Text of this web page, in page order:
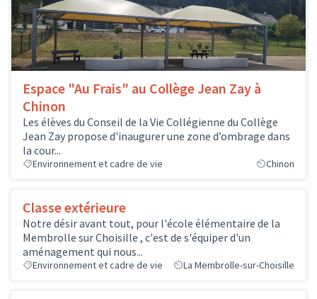
Espace "Au Frais" au Collège Jean Zay à
Chinon
Les élèves du Conseil de la Vie Collégienne du Collège
Jean Zay propose d'inaugurer une zone d’ombrage dans
la cour...
Environnement et cadre de vie Chinon
Classe extérieure
Notre désir avant tout, pour l'école élémentaire de la
Membrolle sur Choisille , c'est de s'équiper d'un
aménagement qui nous...
Environnement et cadre de vie La Membrolle-sur-Choisille